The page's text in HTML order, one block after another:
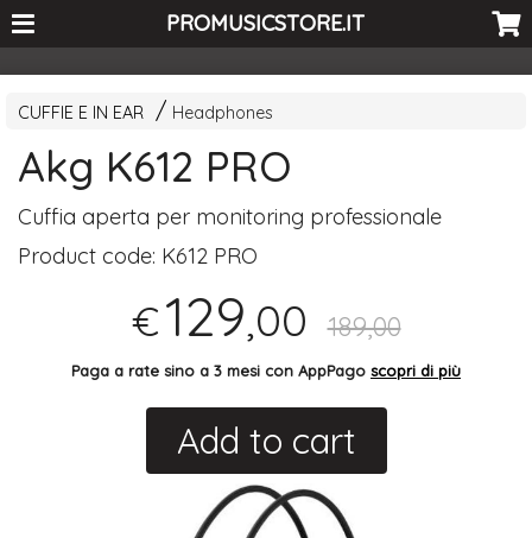
<-- Curio's GSC -->PROMUSICSTORE.IT
CUFFIE E IN EAR Headphones
Akg K612 PRO
Cuffia aperta per monitoring professionale
Product code: K612 PRO
€129,00 189,00
Paga a rate sino a 3 mesi con AppPago scopri di più
Add to cart